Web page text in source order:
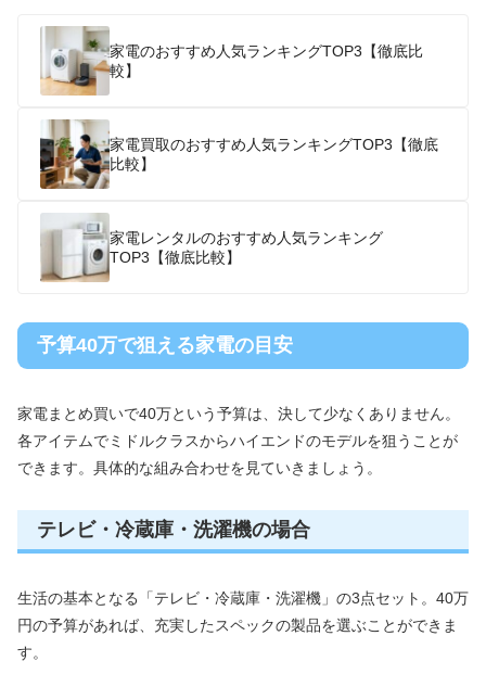
家電のおすすめ人気ランキングTOP3【徹底比
較】
家電買取のおすすめ人気ランキングTOP3【徹底
比較】
家電レンタルのおすすめ人気ランキング
TOP3【徹底比較】
予算40万で狙える家電の目安
家電まとめ買いで40万という予算は、決して少なくありません。
各アイテムでミドルクラスからハイエンドのモデルを狙うことが
できます。具体的な組み合わせを見ていきましょう。
テレビ・冷蔵庫・洗濯機の場合
生活の基本となる「テレビ・冷蔵庫・洗濯機」の3点セット。40万
円の予算があれば、充実したスペックの製品を選ぶことができま
す。